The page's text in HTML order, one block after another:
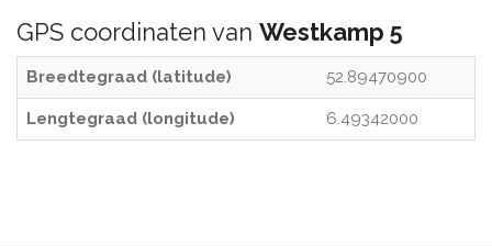
GPS coordinaten van Westkamp 5
Breedtegraad (latitude) 52.89470900
Lengtegraad (longitude) 6.49342000